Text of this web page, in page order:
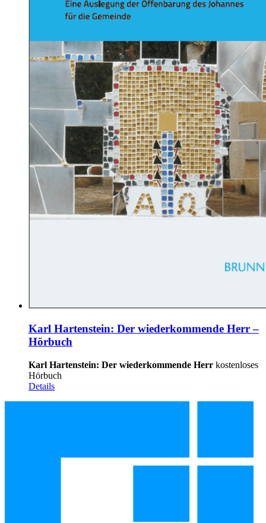
Karl Hartenstein: Der wiederkommende Herr –
Hörbuch
Karl Hartenstein: Der wiederkommende Herr kostenloses
Hörbuch
Details